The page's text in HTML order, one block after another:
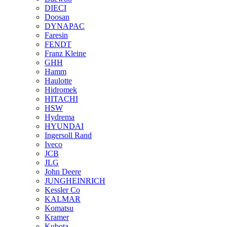
DIECI
Doosan
DYNAPAC
Faresin
FENDT
Franz Kleine
GHH
Hamm
Haulotte
Hidromek
HITACHI
HSW
Hydrema
HYUNDAI
Ingersoll Rand
Iveco
JCB
JLG
John Deere
JUNGHEINRICH
Kessler Co
KALMAR
Komatsu
Kramer